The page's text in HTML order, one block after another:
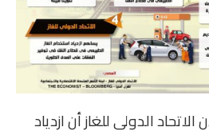
الدولي للغاز أن ازدياد